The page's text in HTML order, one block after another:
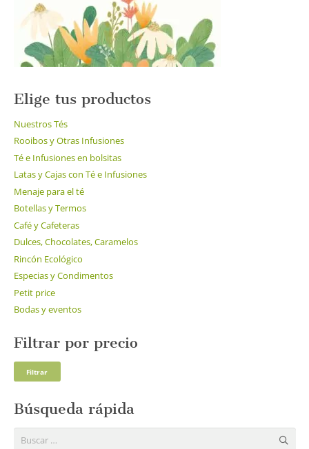
página
de
producto
Elige tus productos
Nuestros Tés
Rooibos y Otras Infusiones
Té e Infusiones en bolsitas
Latas y Cajas con Té e Infusiones
Menaje para el té
Botellas y Termos
Café y Cafeteras
Dulces, Chocolates, Caramelos
Rincón Ecológico
Especias y Condimentos
Petit price
Bodas y eventos
Filtrar por precio
Filtrar
Búsqueda rápida
Buscar: